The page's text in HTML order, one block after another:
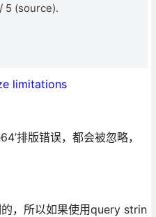
5 (source).
limitations
排版错误，都会被忽略，
，所以如果使用query strin